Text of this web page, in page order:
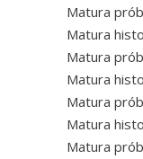
Matura
Matura
Matura
Matura
Matura
Matura
Matura